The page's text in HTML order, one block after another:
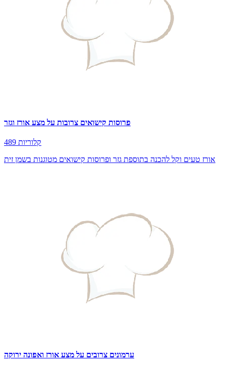
489 קלוריות
אורז טעים וקל להכנה בתוספת גזר ופרוסות קישואים מטוגנות בשמן זית
ערמונים צרובים על מצע אורז ואפונה ירוקה